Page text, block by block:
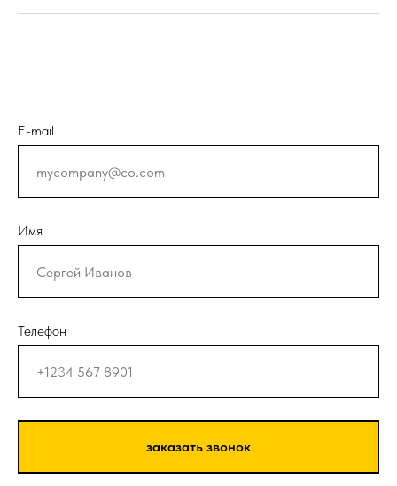
E-mail
Имя
Телефон
заказать звонок